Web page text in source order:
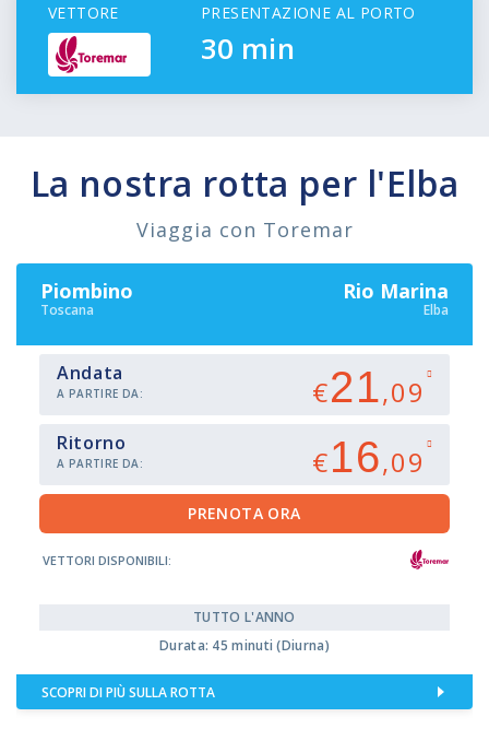
VETTORE PRESENTAZIONE AL PORTO
30 min
Prepararsi all'imbarco
CLICCA PER MAGGIORI INFORMAZIONI
La nostra rotta per l'Elba
Viaggia con Toremar
Piombino
Toscana
Rio Marina
Elba
Andata
A PARTIRE DA: €21,09
Ritorno
A PARTIRE DA: €16,09
VETTORI DISPONIBILI:
TUTTO L'ANNO
Durata: 45 minuti (Diurna)
SCOPRI DI PIÙ SULLA ROTTA